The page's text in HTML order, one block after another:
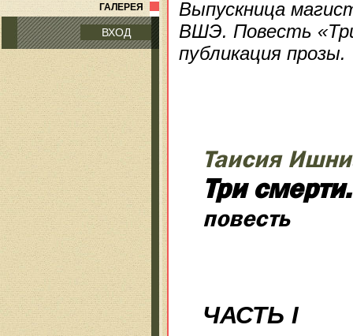
ГАЛЕРЕЯ
ВХОД
Выпускница
ВШЭ. Повесть
публикация прозы.
Таисия
Три
повесть
ЧАСТЬ I